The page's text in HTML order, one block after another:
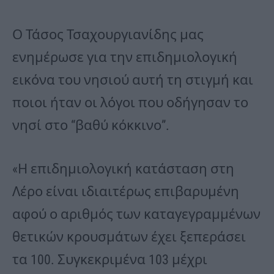
Ο Τάσος Τσαχουργιανίδης μας
ενημέρωσε για την επιδημιολογική
εικόνα του νησιού αυτή τη στιγμή και
ποιοι ήταν οι λόγοι που οδήγησαν το
νησί στο “βαθύ κόκκινο”.
«Η επιδημιολογική κατάσταση στη
Λέρο είναι ιδιαιτέρως επιβαρυμένη
αφού ο αριθμός των καταγεγραμμένων
θετικών κρουσμάτων έχει ξεπεράσει
τα 100. Συγκεκριμένα 103 μέχρι